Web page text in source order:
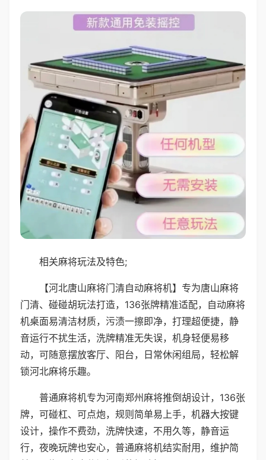
相关麻将玩法及特色;
【河北唐山麻将门清自动麻将机】专为唐山麻将
门清、碰碰胡玩法打造，136张牌精准适配，自动麻将
机桌面易清洁材质，污渍一擦即净，打理超便捷，静
音运行不扰生活，洗牌精准无失误，机身轻便易移
动，可随意摆放客厅、阳台，日常休闲组局，轻松解
锁河北麻将乐趣。
普通麻将机专为河南郑州麻将推倒胡设计，136张
牌，可碰杠、可点炮，规则简单易上手，机器大按键
设计，操作不费劲，洗牌快速，不用久等，静音运
行，夜晚玩牌也安心，普通麻将机结实耐用，维护简